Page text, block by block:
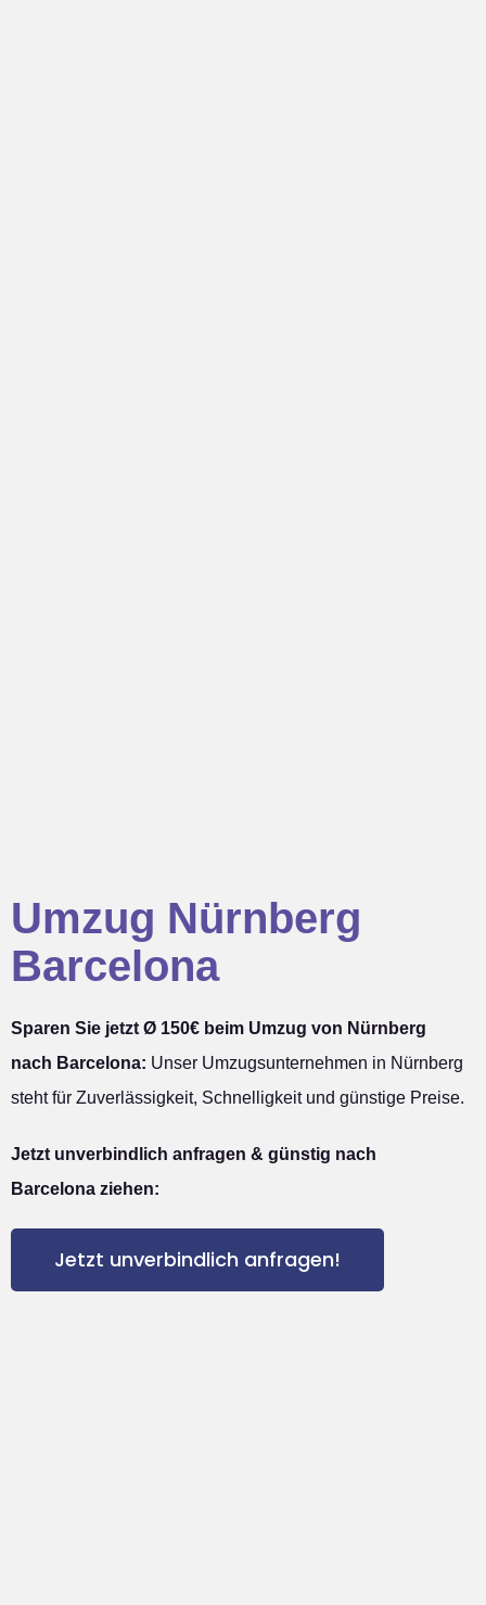
Umzug Nürnberg
Barcelona
Sparen Sie jetzt Ø 150€ beim Umzug von Nürnberg
nach Barcelona: Unser Umzugsunternehmen in Nürnberg
steht für Zuverlässigkeit, Schnelligkeit und günstige Preise.
Jetzt unverbindlich anfragen & günstig nach
Barcelona ziehen:
Jetzt unverbindlich anfragen!